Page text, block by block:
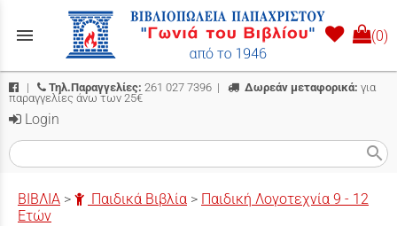
menu (0)
| Τηλ.Παραγγελίες: 261 027 7396 | Δωρεάν μεταφορικά: για
παραγγελίες άνω των 25€
Login
search
ΒΙΒΛΙΑ > Παιδικά Βιβλία > Παιδική Λογοτεχνία 9 - 12
Ετών